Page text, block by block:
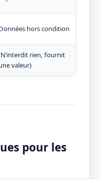
hors condition
rien, fournit
valeur)
pour les